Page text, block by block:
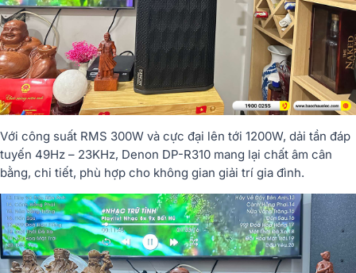
Với công suất RMS 300W và cực đại lên tới 1200W, dải tần đáp
tuyến 49Hz – 23KHz, Denon DP-R310 mang lại chất âm cân
bằng, chi tiết, phù hợp cho không gian giải trí gia đình.